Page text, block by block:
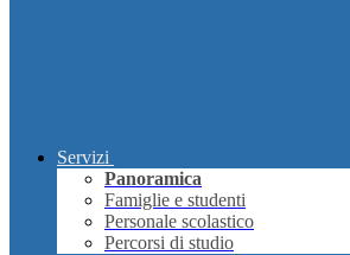
Servizi
Panoramica
Famiglie e studenti
Personale scolastico
Percorsi di studio